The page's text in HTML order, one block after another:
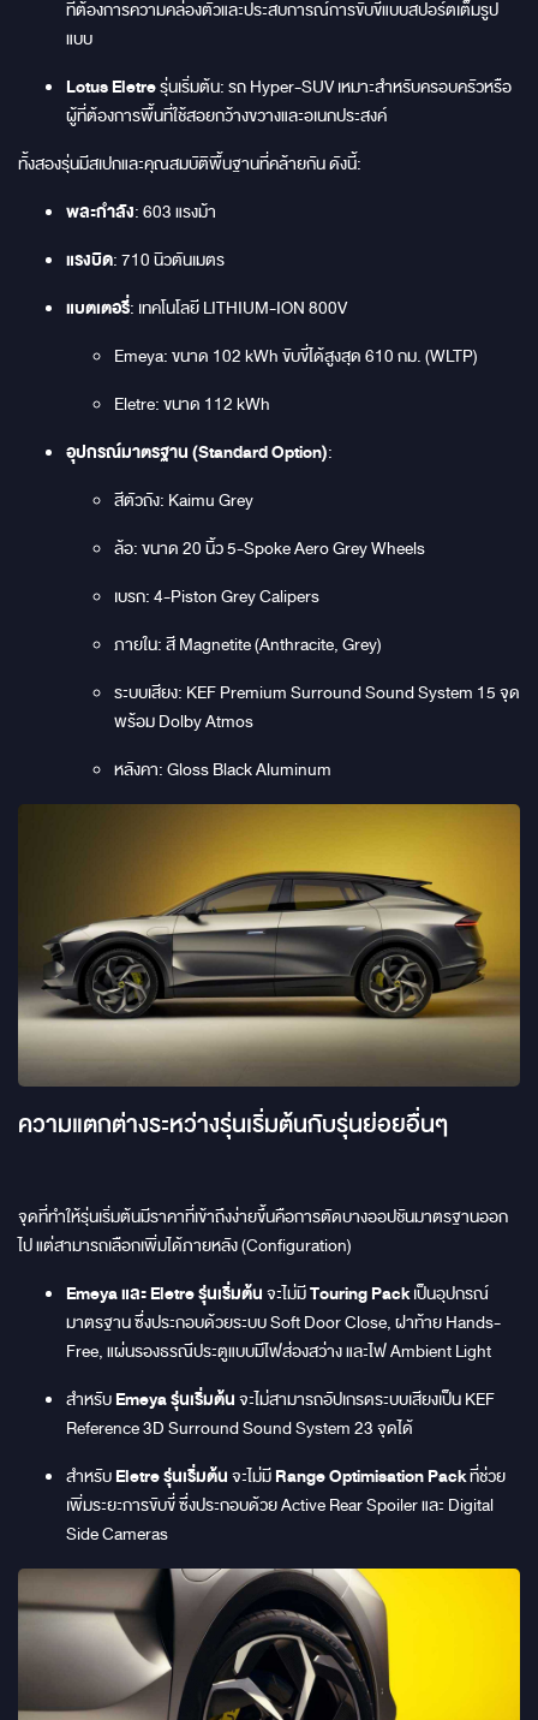
ที่ต้องการความคล่องตัวและประสบการณ์การขับขี่แบบสปอร์ตเต็มรูป
แบบ
Lotus Eletreรุ่นเริ่มต้น: รถ Hyper-SUV เหมาะสำหรับครอบครัวหรือ
ผู้ที่ต้องการพื้นที่ใช้สอยกว้างขวางและอเนกประสงค์
ทั้งสองรุ่นมีสเปกและคุณสมบัติพื้นฐานที่คล้ายกัน ดังนี้:
พละกำลัง: 603 แรงม้า
แรงบิด: 710 นิวตันเมตร
แบตเตอรี่: เทคโนโลยี LITHIUM-ION 800V
Emeya: ขนาด 102 kWh ขับขี่ได้สูงสุด 610 กม. (WLTP)
Eletre: ขนาด 112 kWh
อุปกรณ์มาตรฐาน (Standard Option):
สีตัวถัง: Kaimu Grey
ล้อ: ขนาด 20 นิ้ว 5-Spoke Aero Grey Wheels
เบรก: 4-Piston Grey Calipers
ภายใน: สี Magnetite (Anthracite, Grey)
ระบบเสียง: KEF Premium Surround Sound System 15 จุด
พร้อม Dolby Atmos
หลังคา: Gloss Black Aluminum
ความแตกต่างระหว่างรุ่นเริ่มต้นกับรุ่นย่อยอื่นๆ
จุดที่ทำให้รุ่นเริ่มต้นมีราคาที่เข้าถึงง่ายขึ้นคือการตัดบางออปชันมาตรฐานออก
ไป แต่สามารถเลือกเพิ่มได้ภายหลัง (Configuration)
Emeya และ Eletre รุ่นเริ่มต้นจะไม่มีTouring Packเป็นอุปกรณ์
มาตรฐาน ซึ่งประกอบด้วยระบบ Soft Door Close, ฝาท้าย Hands-
Free, แผ่นรองธรณีประตูแบบมีไฟส่องสว่าง และไฟ Ambient Light
สำหรับEmeya รุ่นเริ่มต้นจะไม่สามารถอัปเกรดระบบเสียงเป็น KEF
Reference 3D Surround Sound System 23 จุดได้
สำหรับEletre รุ่นเริ่มต้นจะไม่มีRange Optimisation Packที่ช่วย
เพิ่มระยะการขับขี่ ซึ่งประกอบด้วย Active Rear Spoiler และ Digital
Side Cameras